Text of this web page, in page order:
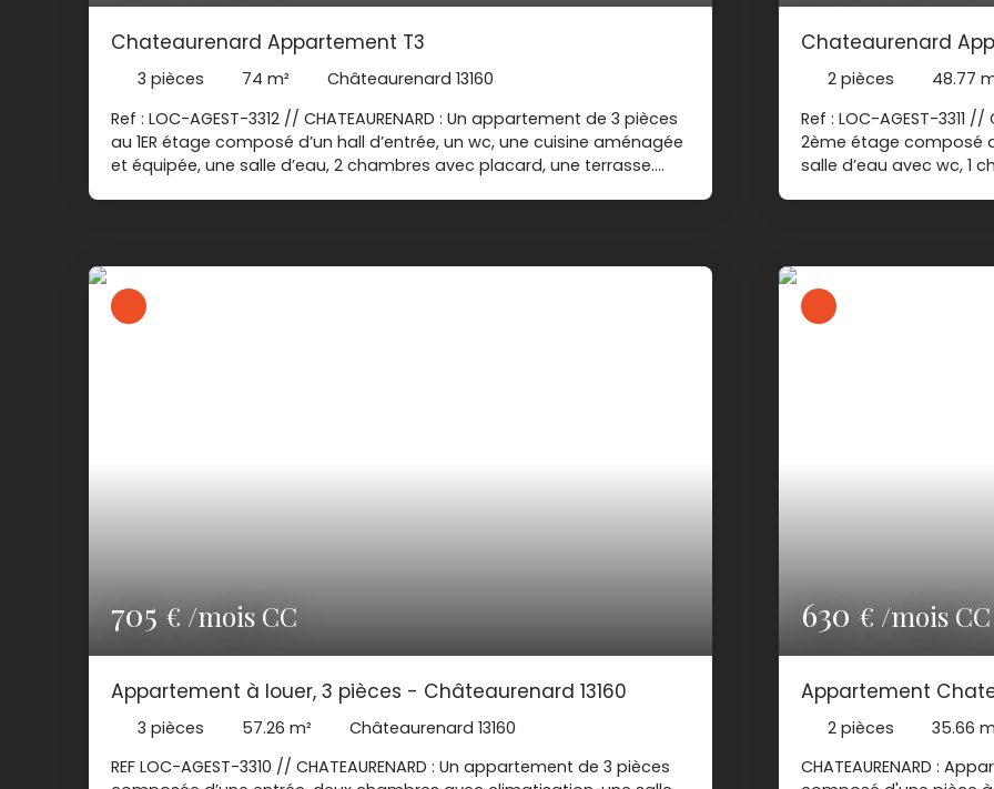
Chateaurenard Appartement T3
3 pièces 74 m²
Châteaurenard 13160
Ref : LOC-AGEST-3312 // CHATEAURENARD : Un appartement de 3 pièces
au 1ER étage composé d’un hall d’entrée, un wc, une cuisine aménagée
et équipée, une salle d’eau, 2 chambres avec placard, une terrasse.
Chateaurenard
2 pièces 48.77
Ref : LOC-AGEST-3311
2ème étage composé
salle d’eau avec wc, 1
705€ /mois CC
Appartement à louer, 3 pièces - Châteaurenard 13160
3 pièces 57.26 m²
Châteaurenard 13160
REF LOC-AGEST-3310 // CHATEAURENARD : Un appartement de 3 pièces
630€ /mois CC
Appartement
2 pièces 35.66
CHATEAURENARD :